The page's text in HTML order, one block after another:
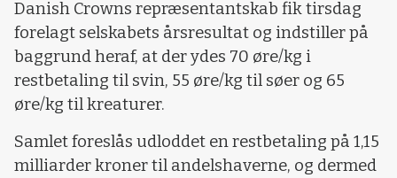
Danish Crowns repræsentantskab fik tirsdag
forelagt selskabets årsresultat og indstiller på
baggrund heraf, at der ydes 70 øre/kg i
restbetaling til svin, 55 øre/kg til søer og 65
øre/kg til kreaturer.
Samlet foreslås udloddet en restbetaling på 1,15
milliarder kroner til andelshaverne, og dermed